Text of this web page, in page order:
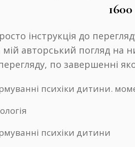
інструкція до
мій авторський погляд
по завершенні
психіки дитини.
психіки дитини